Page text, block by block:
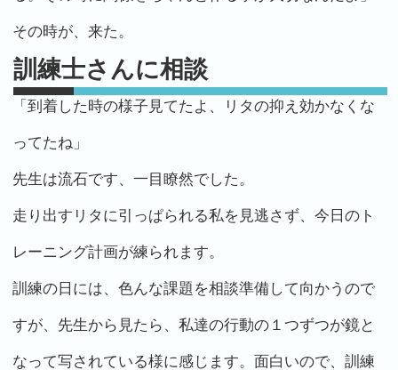
その時が、来た。
訓練士さんに相談
「到着した時の様子見てたよ、リタの抑え効かなくな
ってたね」
先生は流石です、一目瞭然でした。
走り出すリタに引っぱられる私を見逃さず、今日のト
レーニング計画が練られます。
訓練の日には、色んな課題を相談準備して向かうので
すが、先生から見たら、私達の行動の１つずつが鏡と
なって写されている様に感じます。面白いので、訓練